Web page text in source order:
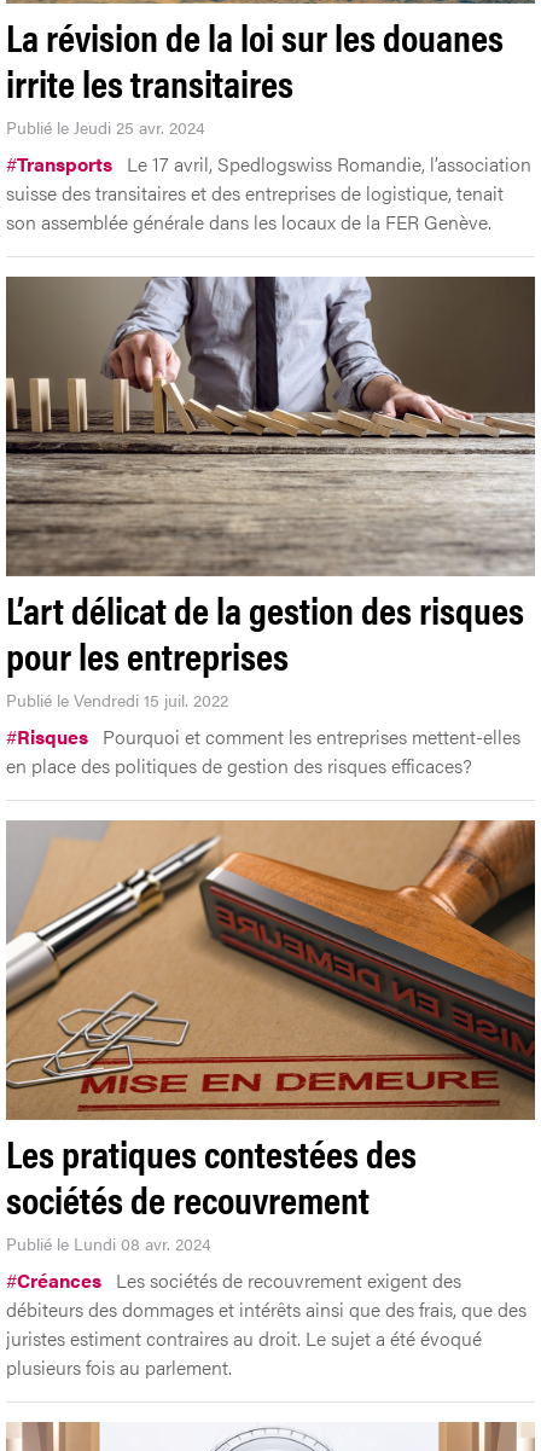
La révision de la loi sur les douanes
irrite les transitaires
Publié le Jeudi 25 avr. 2024
#Transports Le 17 avril, Spedlogswiss Romandie, l’association
suisse des transitaires et des entreprises de logistique, tenait
son assemblée générale dans les locaux de la FER Genève.
L’art délicat de la gestion des risques
pour les entreprises
Publié le Vendredi 15 juil. 2022
#Risques Pourquoi et comment les entreprises mettent-elles
en place des politiques de gestion des risques efficaces?
Les pratiques contestées des
sociétés de recouvrement
Publié le Lundi 08 avr. 2024
#Créances Les sociétés de recouvrement exigent des
débiteurs des dommages et intérêts ainsi que des frais, que des
juristes estiment contraires au droit. Le sujet a été évoqué
plusieurs fois au parlement.